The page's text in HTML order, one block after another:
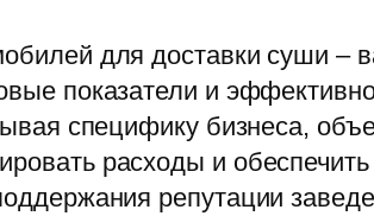
для доставки суши –
показатели и
специфику бизнеса,
расходы и
репутации